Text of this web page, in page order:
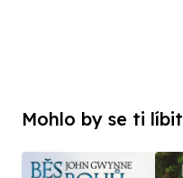
Mohlo by se ti líbit